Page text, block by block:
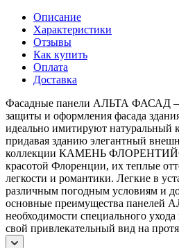
Описание
Характеристики
Отзывы
Как купить
Оплата
Доставка
Фасадные панели АЛЬТА ФАСАД –
защиты и оформления фасада
идеально имитируют натуральный
придавая зданию элегантный
коллекции КАМЕНЬ
красотой Флоренции, их теплые
легкости и романтики. Легкие в
различным погодным условиям и
основные преимущества
необходимости специального
свой привлекательный вид на